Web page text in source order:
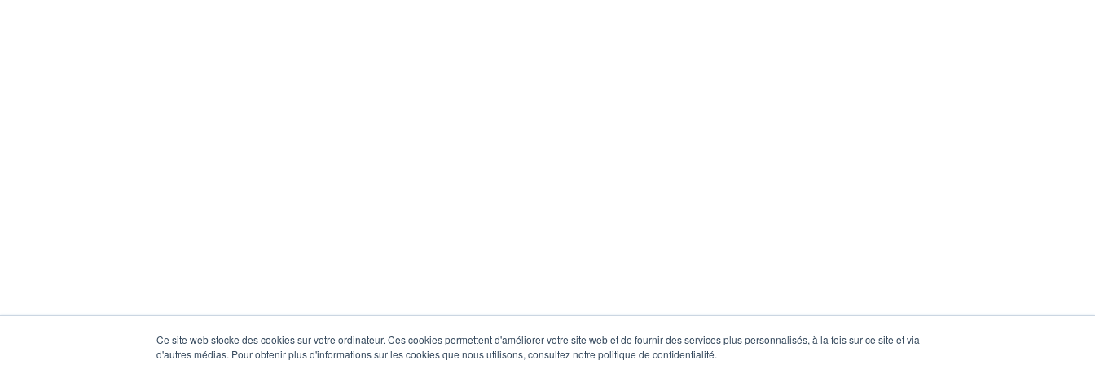
Ce site web stocke des cookies sur votre ordinateur. Ces cookies permettent d'améliorer votre site web et de fournir des services plus personnalisés, à la fois sur ce site et via
d'autres médias. Pour obtenir plus d'informations sur les cookies que nous utilisons, consultez notre politique de confidentialité.